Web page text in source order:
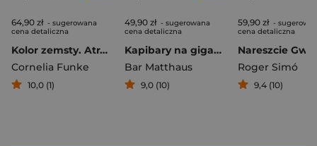
64,90 zł - sugerowana
cena detaliczna
Kolor zemsty. Atramentowa Seria. Tom 4
Cornelia Funke
10,0 (1)
49,90 zł - sugerowana
cena detaliczna
Kapibary na gigancie
Bar Matthaus
9,0 (10)
59,90 zł -
cena detaliczna
Roger Simó
9,4 (10)